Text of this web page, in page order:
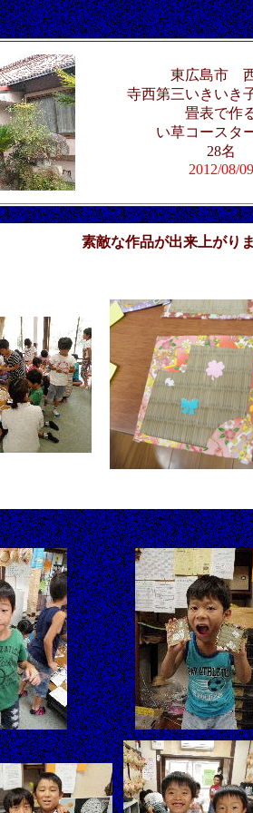
東広島市
寺西第三いきいき
畳表で作
い草コースタ
28名
2012/08/09
素敵な作品が出来上がり